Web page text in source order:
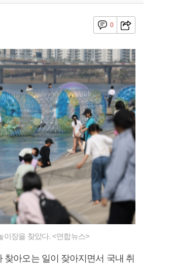
0
이장을 찾았다. <연합뉴스>
아오는 일이 잦아지면서 국내 취